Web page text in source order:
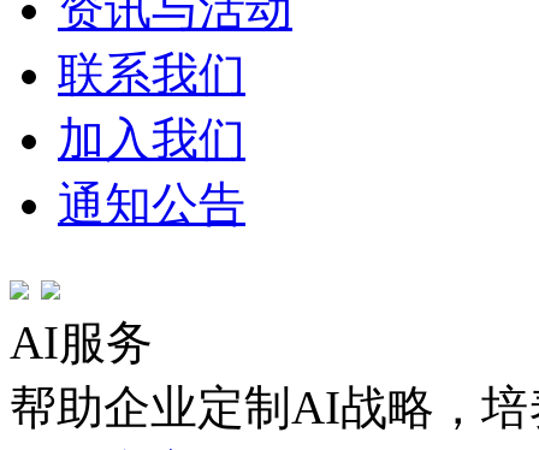
联系我们
加入我们
通知公告
AI服务
帮助企业定制AI战略，